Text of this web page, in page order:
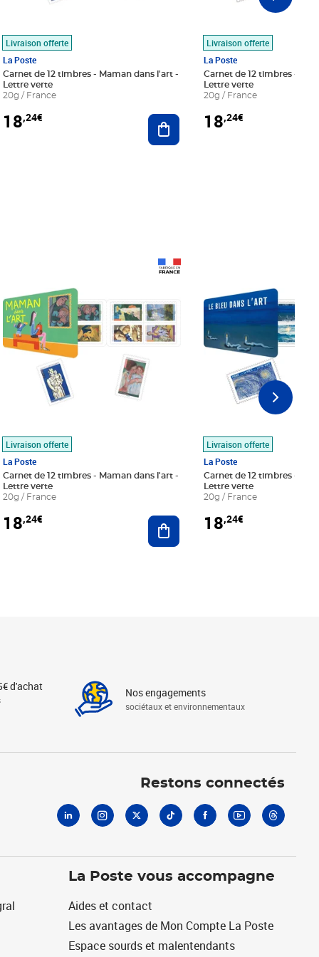
au panier
Livraison offerte
La Poste
Carnet de 12 timbres - Maman dans l'art -
Lettre verte
20g / France
18,24€ Ajouter au panier
Livraison offerte
La Poste
Carnet de 12 timbres - Le
Lettre verte
20g / France
18,24€
au panier
Livraison offerte
La Poste
Carnet de 12 timbres - Maman dans l'art -
Lettre verte
20g / France
18,24€ Ajouter au panier
Livraison offerte
La Poste
Carnet de 12 timbres - Le
Lettre verte
20g / France
18,24€
d'achat Nos engagements
sociétaux et environnementaux
Restons connectés
La Poste vous accompagne
Aides et contact
Les avantages de Mon Compte La Poste
Espace sourds et malentendants